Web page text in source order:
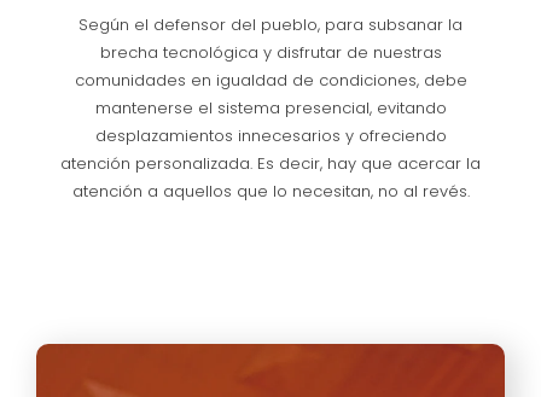
Según el defensor del pueblo, para subsanar la
brecha tecnológica y disfrutar de nuestras
comunidades en igualdad de condiciones, debe
mantenerse el sistema presencial, evitando
desplazamientos innecesarios y ofreciendo
atención personalizada. Es decir, hay que acercar la
atención a aquellos que lo necesitan, no al revés.